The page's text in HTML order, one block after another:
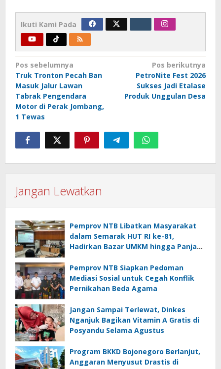
Ikuti Kami Pada
Navigasi
pos
Pos sebelumnya
Truk Tronton Pecah Ban
Masuk Jalur Lawan
Tabrak Pengendara
Motor di Perak Jombang,
1 Tewas
Pos berikutnya
PetroNite Fest 2026
Sukses Jadi Etalase
Produk Unggulan Desa
Jangan Lewatkan
Pemprov NTB Libatkan Masyarakat
dalam Semarak HUT RI ke-81,
Hadirkan Bazar UMKM hingga Panjat
Pemprov NTB Siapkan Pedoman
Mediasi Sosial untuk Cegah Konflik
Pernikahan Beda Agama
Jangan Sampai Terlewat, Dinkes
Nganjuk Bagikan Vitamin A Gratis di
Posyandu Selama Agustus
Program BKKD Bojonegoro Berlanjut,
Anggaran Menyusut Drastis di